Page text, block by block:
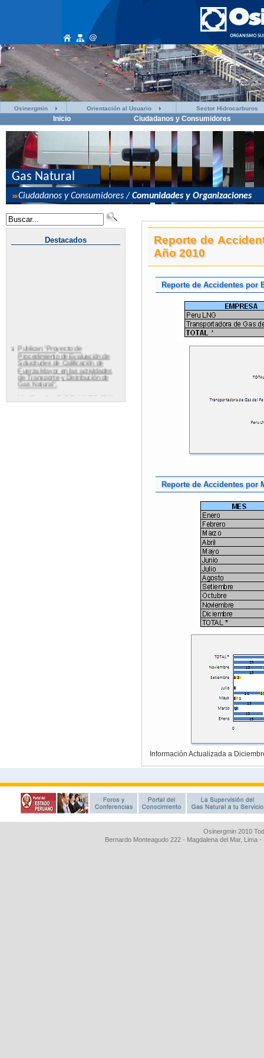
Osinergmin Orientación al Usuario Sector Hidrocarburos
Inicio Ciudadanos y Consumidores
Osinergmin 2010
Bernardo Monteagudo 222 - Magdalena del Mar, Lima